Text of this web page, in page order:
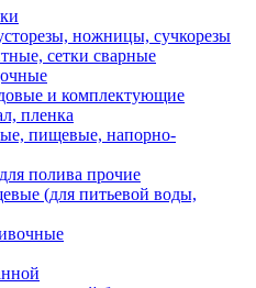
ножницы, сучкорезы
сетки сварные
и комплектующие
пленка
пищевые, напорно-
полива прочие
(для питьевой воды,